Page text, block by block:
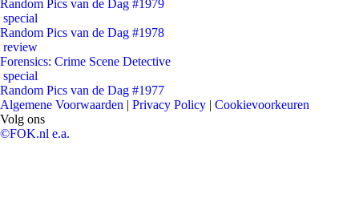
Random Pics van de Dag #1979
special
Random Pics van de Dag #1978
review
Forensics: Crime Scene Detective
special
Random Pics van de Dag #1977
Algemene Voorwaarden | Privacy Policy | Cookievoorkeuren
Volg ons
©FOK.nl e.a.